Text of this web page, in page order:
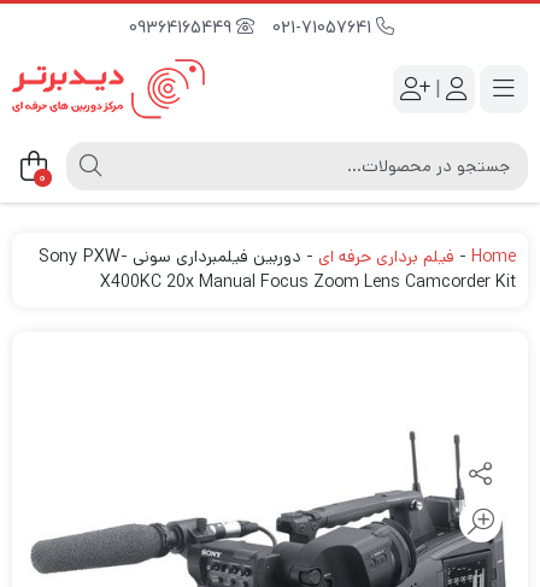
09364165449
|
0
Home
- فیلم برداری حرفه ای -
دوربین فیلمبرداری سونی Sony PXW-
X400KC 20x Manual Focus Zoom Lens Camcorder Kit